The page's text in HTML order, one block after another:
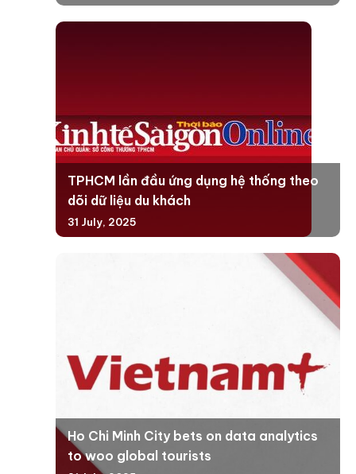
TPHCM lần đầu ứng dụng hệ thống theo
dõi dữ liệu du khách
31 July, 2025
Ho Chi Minh City bets on data analytics
to woo global tourists